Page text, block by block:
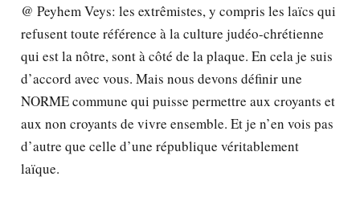
@ Peyhem Veys: les extrêmistes, y compris les laïcs qui
refusent toute référence à la culture judéo-chrétienne
qui est la nôtre, sont à côté de la plaque. En cela je suis
d’accord avec vous. Mais nous devons définir une
NORME commune qui puisse permettre aux croyants et
aux non croyants de vivre ensemble. Et je n’en vois pas
d’autre que celle d’une république véritablement
laïque.